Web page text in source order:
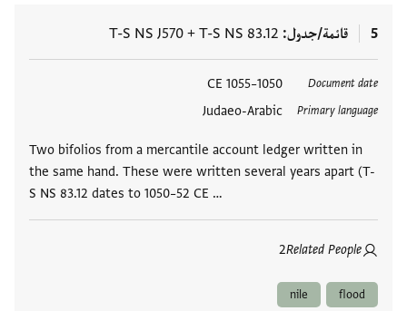
5 قائمة/جدول T-S NS 83.12
+
T-S NS J570
Document date
1050–1055 CE
Primary language
Judaeo-Arabic
Two bifolios from a mercantile account ledger written in
the same hand. These were written several years apart (T-
S NS 83.12 dates to 1050–52 CE …
Related People
2
العلامات
flood
nile